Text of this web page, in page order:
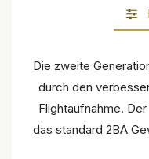
Die zweite
durch den
Flightaufnahme.
das standard 2BA